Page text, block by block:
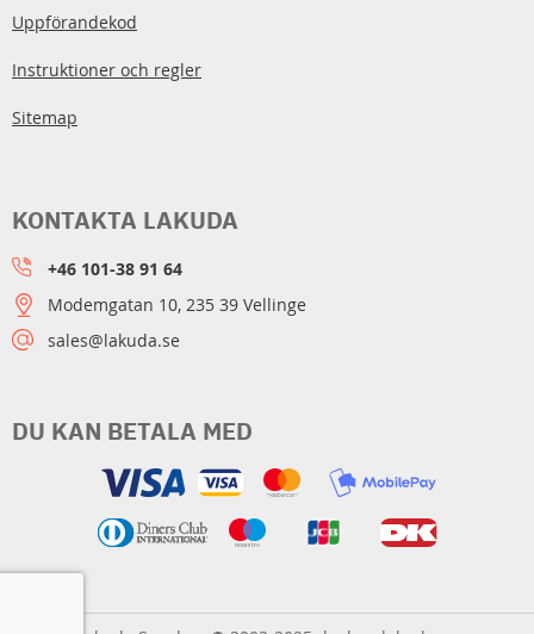
Uppförandekod
Instruktioner och regler
Sitemap
DU KAN BETALA MED
KONTAKTA LAKUDA
+46 101-38 91 64
Modemgatan 10, 235 39 Vellinge
sales@lakuda.se